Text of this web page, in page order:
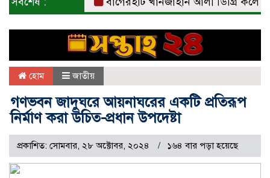
হোম জাতীয়
গণভবন জাদুঘরে ‌আয়নাঘরের একটি প্রতিরূপ
নির্মাণ করা উচিত-প্রধান উপদেষ্টা
প্রকাশিত: সোমবার, ২৮ অক্টোবর, ২০২৪ ১৬৪ বার পড়া হয়েছে